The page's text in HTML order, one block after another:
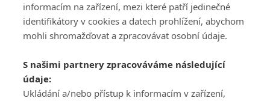
PŘIHLÁSIT
REGISTROVAT
DISKUZE
Šéfredaktorkou webu jePetr Slavík, e-mailserialy@fandimefilmu.cz
Máte-li zájem o inzerci na našem webu napište nám na e-mail
studio@koncal.com
informacím na zařízení, mezi které patří jedinečné
identifikátory v cookies a datech prohlížení, abychom
mohli shromažďovat a zpracovávat osobní údaje.
S našimi partnery zpracováváme následující
údaje:
Ukládání a/nebo přístup k informacím v zařízení,